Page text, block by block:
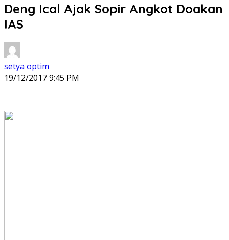
Deng Ical Ajak Sopir Angkot Doakan
IAS
setya optim
19/12/2017 9:45 PM